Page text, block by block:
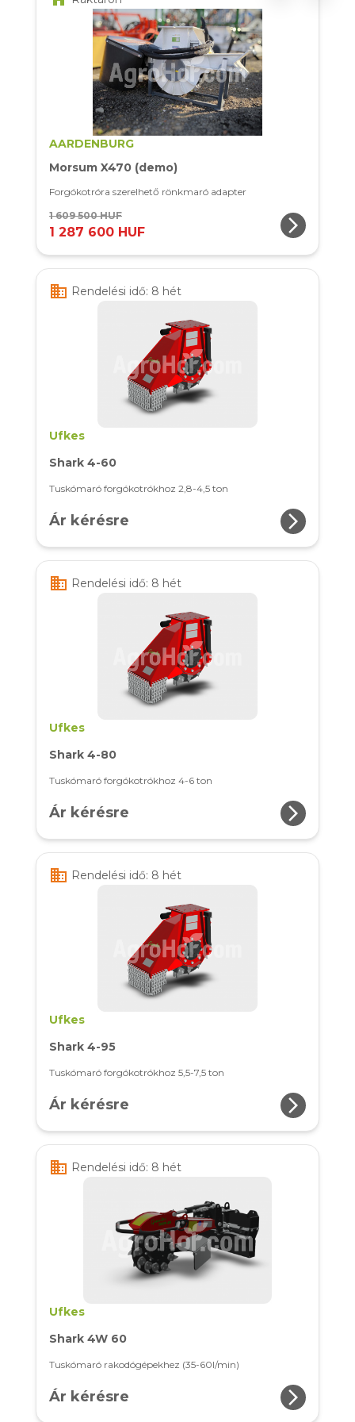
AARDENBURG
Morsum X470 (demo)
Forgókotróra szerelhető rönkmaró adapter
1 609 500 HUF
1 287 600 HUF arrow_forward_ios
business Rendelési idő: 8 hét
Ufkes
Shark 4-60
Tuskómaró forgókotrókhoz 2,8-4,5 ton
Ár kérésre arrow_forward_ios
business Rendelési idő: 8 hét
Ufkes
Shark 4-80
Tuskómaró forgókotrókhoz 4-6 ton
Ár kérésre arrow_forward_ios
business Rendelési idő: 8 hét
Ufkes
Shark 4-95
Tuskómaró forgókotrókhoz 5,5-7,5 ton
Ár kérésre arrow_forward_ios
business Rendelési idő: 8 hét
Ufkes
Shark 4W 60
Tuskómaró rakodógépekhez (35-60l/min)
Ár kérésre arrow_forward_ios